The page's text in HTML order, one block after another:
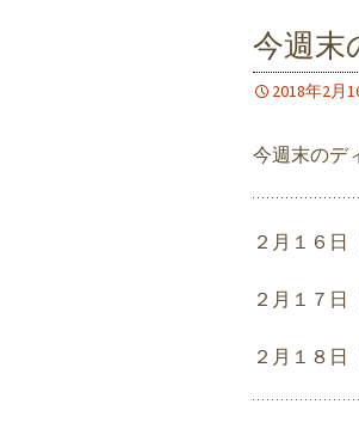
今週末
2018年2月
今週末のデ
２月１６日
２月１７日
２月１８日